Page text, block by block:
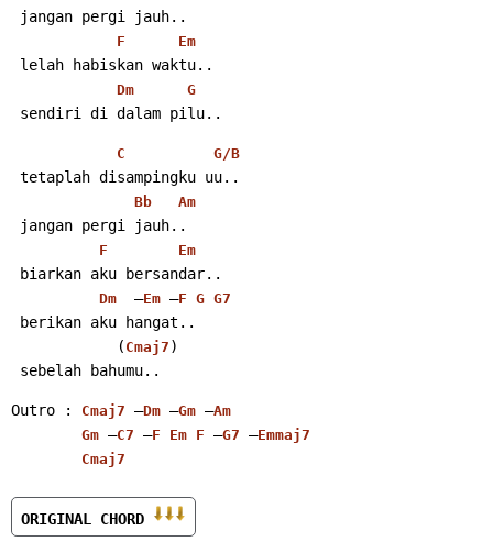
jangan pergi jauh..
F Em
lelah habiskan waktu..
Dm G
sendiri di dalam pilu..
C G/B
tetaplah disampingku uu..
Bb Am
jangan pergi jauh..
F Em
biarkan aku bersandar..
Dm
  –
Em –F G G7
berikan aku hangat..
            (
Cmaj7 )
sebelah bahumu..
Outro : Cmaj7 –Dm –Gm –Am
Gm –C7 –F Em F –G7 –Emmaj7
Cmaj7
ORIGINAL CHORD